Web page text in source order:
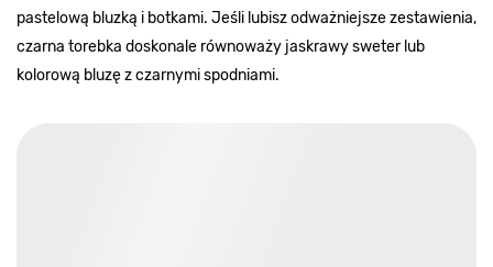
pastelową bluzką i botkami. Jeśli lubisz odważniejsze zestawienia,
czarna torebka doskonale równoważy jaskrawy sweter lub
kolorową bluzę z czarnymi spodniami.